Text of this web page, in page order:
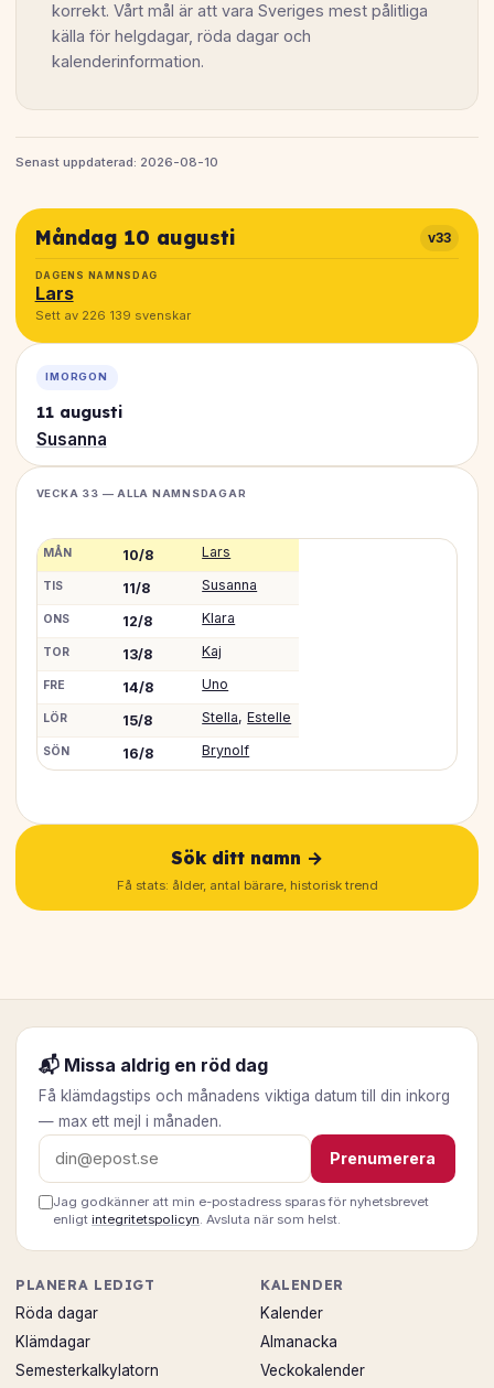
korrekt. Vårt mål är att vara Sveriges mest pålitliga
källa för helgdagar, röda dagar och
kalenderinformation.
Senast uppdaterad: 2026-08-10
Måndag 10 augusti v33
DAGENS NAMNSDAG
Lars
Sett av 226 139 svenskar
IMORGON
11 augusti
Susanna
VECKA 33 — ALLA NAMNSDAGAR
MÅN 10/8 Lars
TIS 11/8 Susanna
ONS 12/8 Klara
TOR 13/8 Kaj
FRE 14/8 Uno
LÖR 15/8 Stella,Estelle
SÖN 16/8 Brynolf
Sök ditt namn →
Få stats: ålder, antal bärare, historisk trend
📬 Missa aldrig en röd dag
Få klämdagstips och månadens viktiga datum till din inkorg
— max ett mejl i månaden.
E-postadress Prenumerera
Jag godkänner att min e-postadress sparas för nyhetsbrevet
enligt integritetspolicyn . Avsluta när som helst.
PLANERA LEDIGT
Röda dagar
Klämdagar
Semesterkalkylatorn
KALENDER
Kalender
Almanacka
Veckokalender